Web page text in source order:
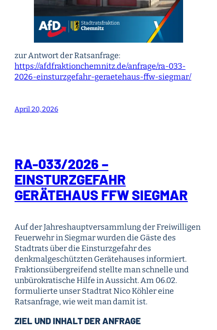
zur Antwort der Ratsanfrage:
https://afdfraktionchemnitz.de/anfrage/ra-033-
2026-einsturzgefahr-geraetehaus-ffw-siegmar/
April 20, 2026
RA-033/2026 –
EINSTURZGEFAHR
GERÄTEHAUS FFW SIEGMAR
Auf der Jahreshauptversammlung der Freiwilligen
Feuerwehr in Siegmar wurden die Gäste des
Stadtrats über die Einsturzgefahr des
denkmalgeschützten Gerätehauses informiert.
Fraktionsübergreifend stellte man schnelle und
unbürokratische Hilfe in Aussicht. Am 06.02.
formulierte unser Stadtrat Nico Köhler eine
Ratsanfrage, wie weit man damit ist.
ZIEL UND INHALT DER ANFRAGE